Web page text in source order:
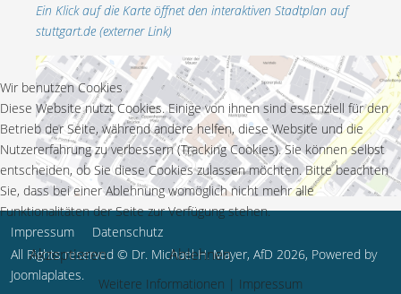
Ein Klick auf die Karte öffnet den interaktiven Stadtplan auf
stuttgart.de (externer Link)
Impressum
Datenschutz
All Rights reserved © Dr. Michael H. Mayer, AfD 2026, Powered by
Joomlaplates.
Wir benutzen Cookies
Diese Website nutzt Cookies. Einige von ihnen sind essenziell für den
Betrieb der Seite, während andere helfen, diese Website und die
Nutzererfahrung zu verbessern (Tracking Cookies). Sie können selbst
entscheiden, ob Sie diese Cookies zulassen möchten. Bitte beachten
Sie, dass bei einer Ablehnung womöglich nicht mehr alle
Funktionalitäten der Seite zur Verfügung stehen.
Akzeptieren Ablehnen
Weitere Informationen | Impressum